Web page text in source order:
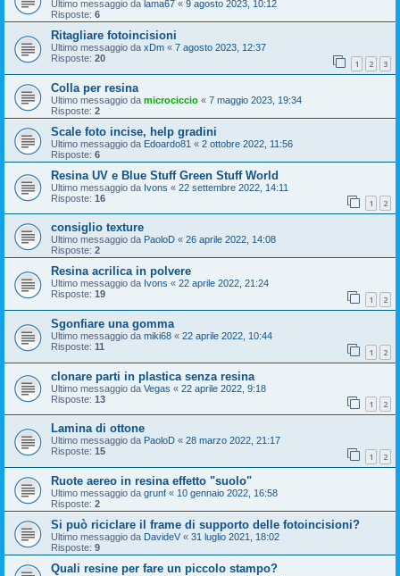
Ultimo messaggio da lama67 « 9 agosto 2023, 10:12
Risposte: 6
Ritagliare fotoincisioni
Ultimo messaggio da xDm « 7 agosto 2023, 12:37
Risposte: 20 1 2 3
Colla per resina
Ultimo messaggio da microciccio « 7 maggio 2023, 19:34
Risposte: 2
Scale foto incise, help gradini
Ultimo messaggio da Edoardo81 « 2 ottobre 2022, 11:56
Risposte: 6
Resina UV e Blue Stuff Green Stuff World
Ultimo messaggio da Ivons « 22 settembre 2022, 14:11
Risposte: 16 1 2
consiglio texture
Ultimo messaggio da PaoloD « 26 aprile 2022, 14:08
Risposte: 2
Resina acrilica in polvere
Ultimo messaggio da Ivons « 22 aprile 2022, 21:24
Risposte: 19 1 2
Sgonfiare una gomma
Ultimo messaggio da miki68 « 22 aprile 2022, 10:44
Risposte: 11 1 2
clonare parti in plastica senza resina
Ultimo messaggio da Vegas « 22 aprile 2022, 9:18
Risposte: 13 1 2
Lamina di ottone
Ultimo messaggio da PaoloD « 28 marzo 2022, 21:17
Risposte: 15 1 2
Ruote aereo in resina effetto "suolo"
Ultimo messaggio da grunf « 10 gennaio 2022, 16:58
Risposte: 2
Si può riciclare il frame di supporto delle fotoincisioni?
Ultimo messaggio da DavideV « 31 luglio 2021, 18:02
Risposte: 9
Quali resine per fare un piccolo stampo?